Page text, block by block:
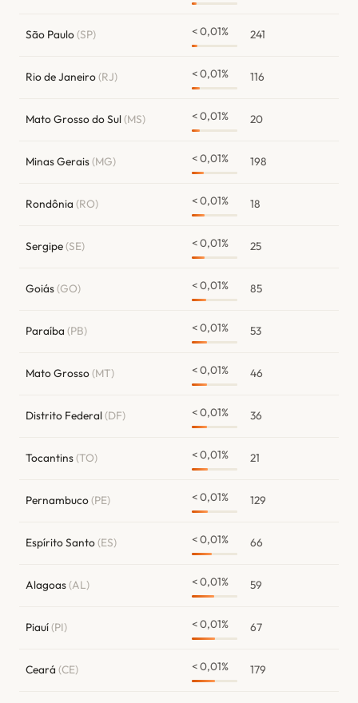
São Paulo(SP) < 0,01% 241
Rio de Janeiro(RJ) < 0,01% 116
Mato Grosso do Sul(MS) < 0,01% 20
Minas Gerais(MG) < 0,01% 198
Rondônia (RO) < 0,01% 18
Sergipe(SE) < 0,01% 25
Goiás(GO) < 0,01% 85
Paraíba (PB) < 0,01% 53
Mato Grosso(MT) < 0,01% 46
Distrito Federal(DF) < 0,01% 36
Tocantins(TO) < 0,01% 21
Pernambuco(PE) < 0,01% 129
Espírito Santo(ES) < 0,01% 66
Alagoas(AL) < 0,01% 59
Piauí(PI) < 0,01% 67
Ceará (CE) < 0,01% 179